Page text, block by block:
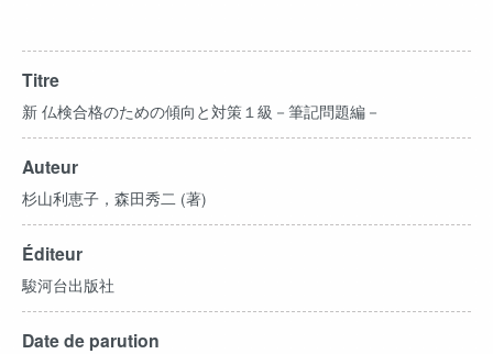
Titre
新 仏検合格のための傾向と対策１級－筆記問題編－
Auteur
杉山利恵子，森田秀二 (著)
Éditeur
駿河台出版社
Date de parution